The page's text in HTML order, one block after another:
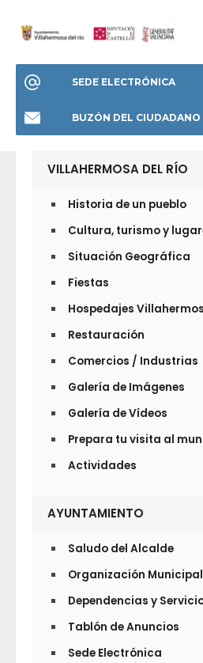
SEDE ELECTRÓNICA
BUZÓN DEL CIUDADANO
VILLAHERMOSA DEL RÍO
Historia de un pueblo
Cultura, turismo y
Situación Geográfica
Fiestas
Hospedajes
Restauración
Comercios / Industrias
Galería de Imágenes
Galería de Vídeos
Prepara tu visita al
Actividades
AYUNTAMIENTO
Saludo del Alcalde
Organización Municipal
Dependencias y
Tablón de Anuncios
Sede Electrónica